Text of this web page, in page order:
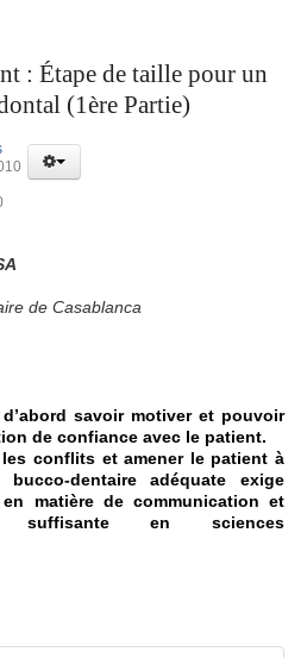
: Étape de taille pour un
(1ère Partie)
de Casablanca
savoir motiver et pouvoir
de confiance avec le patient.
les conflits et amener le patient à
dentaire adéquate exige
matière de communication et
suffisante en sciences